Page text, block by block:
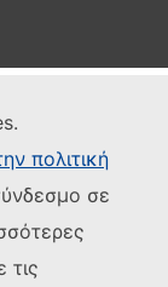
πολιτική
σε
τις